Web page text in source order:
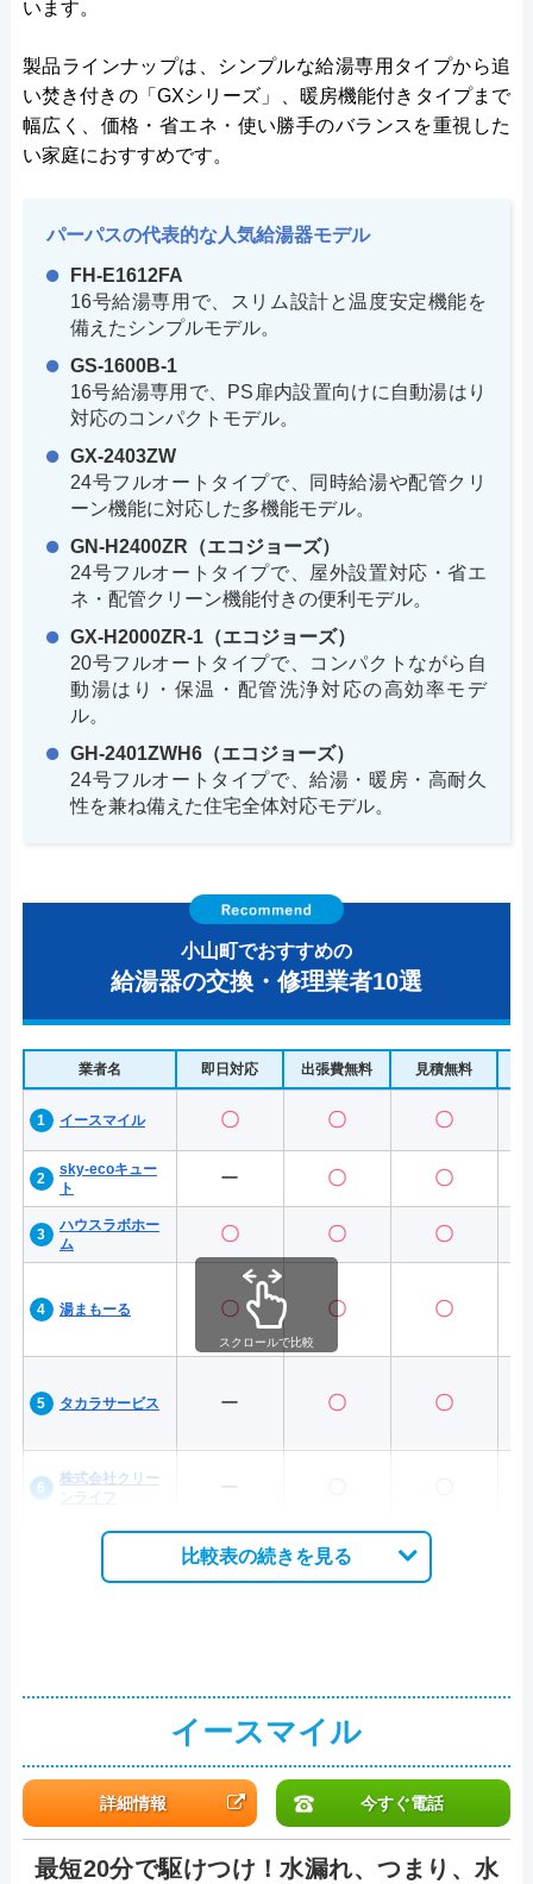
います。
製品ラインナップは、シンプルな給湯専用タイプから追
い焚き付きの「GXシリーズ」、暖房機能付きタイプまで
幅広く、価格・省エネ・使い勝手のバランスを重視した
い家庭におすすめです。
パーパスの代表的な人気給湯器モデル
FH-E1612FA
16号給湯専用で、スリム設計と温度安定機能を
備えたシンプルモデル。
GS-1600B-1
16号給湯専用で、PS扉内設置向けに自動湯はり
対応のコンパクトモデル。
GX-2403ZW
24号フルオートタイプで、同時給湯や配管クリ
ーン機能に対応した多機能モデル。
GN-H2400ZR（エコジョーズ）
24号フルオートタイプで、屋外設置対応・省エ
ネ・配管クリーン機能付きの便利モデル。
GX-H2000ZR-1（エコジョーズ）
20号フルオートタイプで、コンパクトながら自
動湯はり・保温・配管洗浄対応の高効率モデ
ル。
GH-2401ZWH6（エコジョーズ）
24号フルオートタイプで、給湯・暖房・高耐久
性を兼ね備えた住宅全体対応モデル。
小山町でおすすめの
給湯器の交換・修理業者10選
業者名 即日対応 出張費無料 見積無料
イースマイル 〇 〇 〇
sky-ecoキュー
ト
ー 〇 〇
ハウスラボホー
ム
〇 〇 〇
湯まもーる 〇 〇 〇
タカラサービス ー 〇 〇
株式会社クリー
ンライフ
ー 〇 〇
スクロールで比較
比較表の続きを見る
イースマイル
詳細情報 今すぐ電話
最短20分で駆けつけ！水漏れ、つまり、水